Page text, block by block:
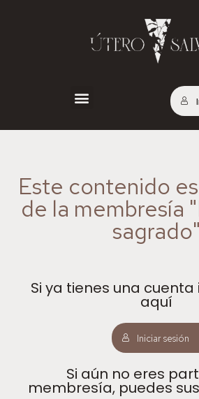
Este contenido
de la membresía
sagrado"
Si ya tienes una cuenta
aquí
Iniciar sesión
Si aún no eres
membresía, puedes